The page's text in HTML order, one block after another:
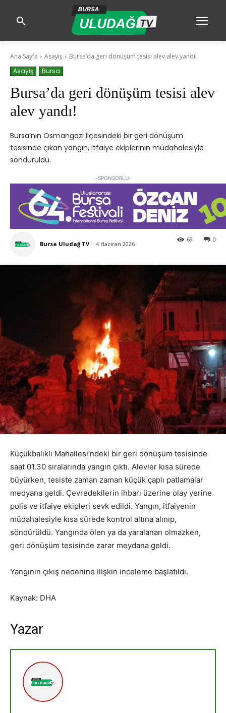
Ana Sayfa Asayiş
Bursa’da geri dönüşüm tesisi alev alev yandı!
Asayiş
Bursa
Bursa’da geri dönüşüm tesisi alev
alev yandı!
Bursa’nın Osmangazi ilçesindeki bir geri dönüşüm
tesisinde çıkan yangın, itfaiye ekiplerinin müdahalesiyle
söndürüldü.
-SPONSORLU-
Bursa Uludağ TV 4 Haziran 2026
0
69
Küçükbalıklı Mahallesi’ndeki bir geri dönüşüm tesisinde
saat 01.30 sıralarında yangın çıktı. Alevler kısa sürede
büyürken, tesiste zaman zaman küçük çaplı patlamalar
medyana geldi. Çevredekilerin ihbarı üzerine olay yerine
polis ve itfaiye ekipleri sevk edildi. Yangın, itfaiyenin
müdahalesiyle kısa sürede kontrol altına alınıp,
söndürüldü. Yangında ölen ya da yaralanan olmazken,
geri dönüşüm tesisinde zarar meydana geldi.
Yangının çıkış nedenine ilişkin inceleme başlatıldı.
Kaynak: DHA
Yazar